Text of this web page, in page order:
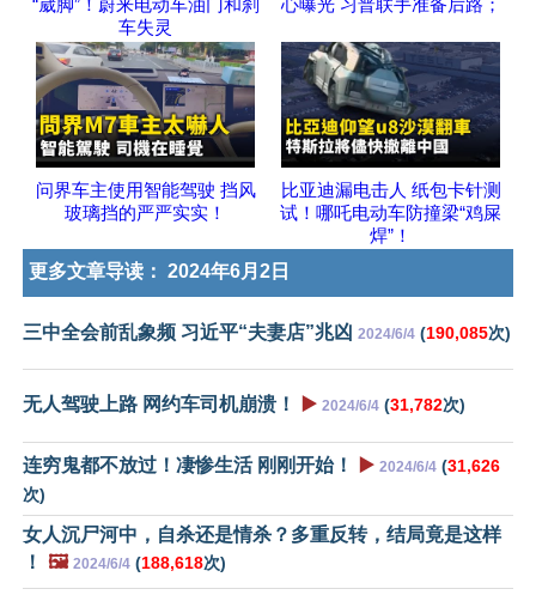
“崴脚”！蔚来电动车油门和刹
车失灵
心曝光 习普联手准备后路；
问界车主使用智能驾驶 挡风
玻璃挡的严严实实！
比亚迪漏电击人 纸包卡针测
试！哪吒电动车防撞梁“鸡屎
焊”！
更多文章导读： 2024年6月2日
三中全会前乱象频 习近平“夫妻店”兆凶 2024/6/4 (190,085次)
无人驾驶上路 网约车司机崩溃！ ▶️ 2024/6/4 (31,782次)
连穷鬼都不放过！凄惨生活 刚刚开始！ ▶️ 2024/6/4 (31,626
次)
女人沉尸河中，自杀还是情杀？多重反转，结局竟是这样
！
🖼️ 2024/6/4 (188,618次)